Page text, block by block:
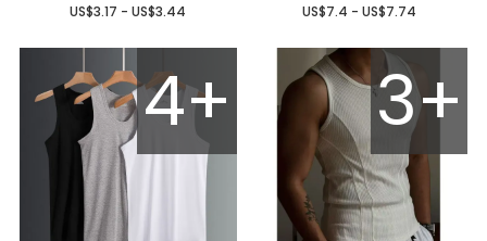
US$3.17 - US$3.44 US$7.4 - US$7.74
4+ 3+